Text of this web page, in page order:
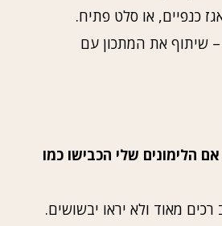
כנפיים, או סלט פתיח.
– שיתוף את המתכון עם
הלימונים שלי הכבישו כמו
רכים מאוד ולא יראו יבשושים.